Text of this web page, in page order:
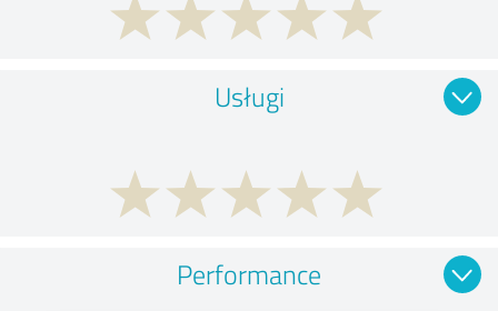
Usługi
Performance